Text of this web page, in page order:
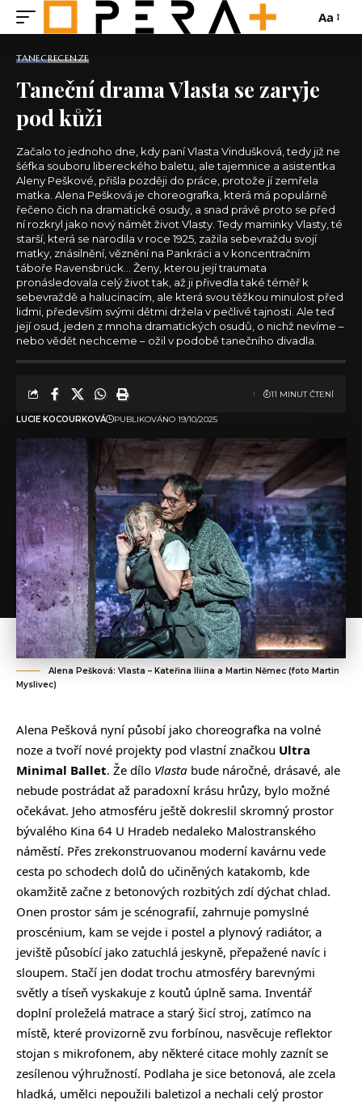
Aa
TANECRECENZE
Taneční drama Vlasta se zaryje
pod kůži
Začalo to jednoho dne, kdy paní Vlasta Vindušková, tedy již ne
šéfka souboru libereckého baletu, ale tajemnice a asistentka
Aleny Peškové, přišla později do práce, protože jí zemřela
matka. Alena Pešková je choreografka, která má populárně
řečeno čich na dramatické osudy, a snad právě proto se před
ní rozkryl jako nový námět život Vlasty. Tedy maminky Vlasty, té
starší, která se narodila v roce 1925, zažila sebevraždu svojí
matky, znásilnění, věznění na Pankráci a v koncentračním
táboře Ravensbrück... Ženy, kterou její traumata
pronásledovala celý život tak, až ji přivedla také téměř k
sebevraždě a halucinacím, ale která svou těžkou minulost před
lidmi, především svými dětmi držela v pečlivé tajnosti. Ale teď
její osud, jeden z mnoha dramatických osudů, o nichž nevíme –
nebo vědět nechceme – ožil v podobě tanečního divadla.
LUCIE KOCOURKOVÁ PUBLIKOVÁNO 19/10/2025
11 MINUT ČTENÍ
Alena Pešková: Vlasta – Kateřina Iliina a Martin Němec (foto Martin
Myslivec)
Alena Pešková nyní působí jako choreografka na volné
noze a tvoří nové projekty pod vlastní značkou Ultra
Minimal Ballet. Že dílo Vlasta bude náročné, drásavé, ale
nebude postrádat až paradoxní krásu hrůzy, bylo možné
očekávat. Jeho atmosféru ještě dokreslil skromný prostor
bývalého Kina 64 U Hradeb nedaleko Malostranského
náměstí. Přes zrekonstruovanou moderní kavárnu vede
cesta po schodech dolů do učiněných katakomb, kde
okamžitě začne z betonových rozbitých zdí dýchat chlad.
Onen prostor sám je scénografií, zahrnuje pomyslné
proscénium, kam se vejde i postel a plynový radiátor, a
jeviště působící jako zatuchlá jeskyně, přepažené navíc i
sloupem. Stačí jen dodat trochu atmosféry barevnými
světly a tíseň vyskakuje z koutů úplně sama. Inventář
doplní proleželá matrace a starý šicí stroj, zatímco na
místě, které provizorně zvu forbínou, nasvěcuje reflektor
stojan s mikrofonem, aby některé citace mohly zaznít se
zesílenou výhružností. Podlaha je sice betonová, ale zcela
hladká, umělci nepoužili baletizol a nechali celý prostor